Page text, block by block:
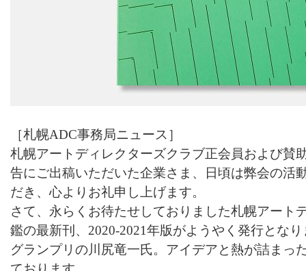
［札幌ADC事務局ニュース］
札幌アートディレクターズクラブ正会員および賛
告にご出稿いただいた企業さま、日頃は弊会の活
だき、心よりお礼申し上げます。
さて、永らくお待たせしておりました札幌アート
鑑の最新刊、2020-2021年版がようやく発行とな
グランプリの川尻竜一氏。アイデアと熱が詰まっ